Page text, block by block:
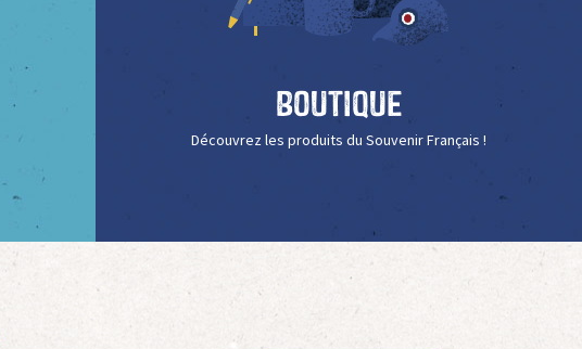
Boutique
Découvrez les produits du Souvenir Français !